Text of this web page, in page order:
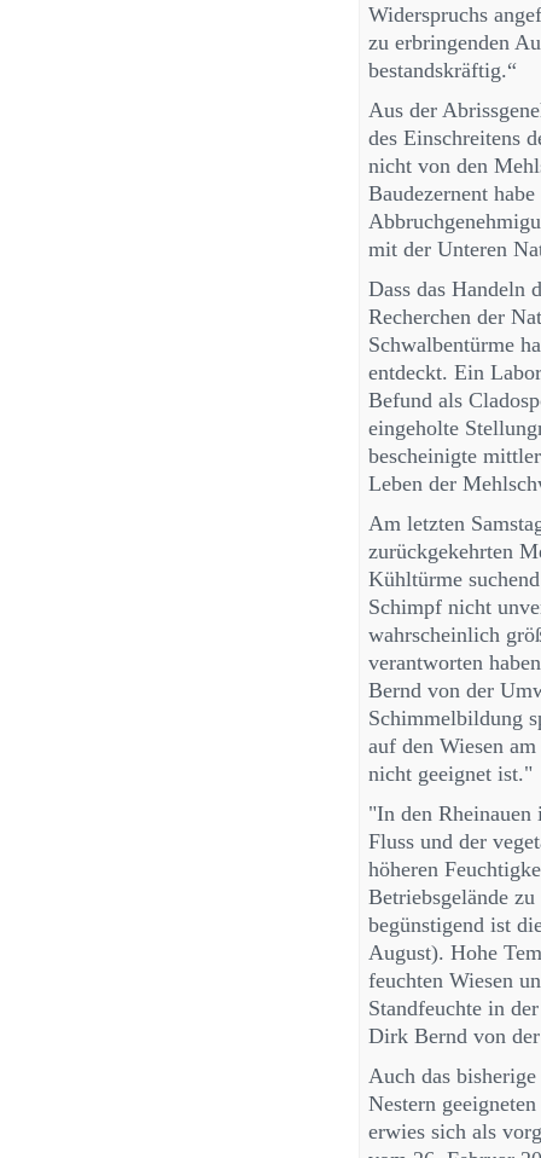
Widerspruchs
zu erbringenden
bestandskräftig.“
Aus der
des Einschreitens
nicht von den
Baudezernent
mit der Unteren
Dass das Handeln
Recherchen der
Schwalbentürme
entdeckt. Ein
Befund als
eingeholte
bescheinigte
Leben der
Am letzten
zurückgekehrten
Kühltürme
Schimpf nicht
wahrscheinlich
verantworten
Bernd von der
Schimmelbildung
auf den Wiesen
nicht geeignet ist."
"In den Rheinauen
Fluss und der
höheren
Betriebsgelände
begünstigend ist
August). Hohe
feuchten Wiesen
Standfeuchte in
Dirk Bernd von
Auch das
Nestern
erwies sich als